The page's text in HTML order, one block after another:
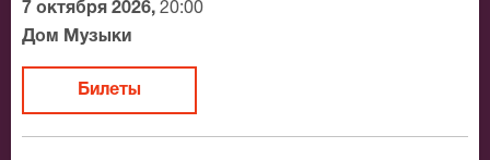
7 октября 2026, 20:00
Дом Музыки
Билеты